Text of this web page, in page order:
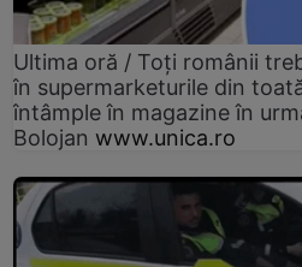
Ultima oră / Toți românii
în supermarketurile din
întâmple în magazine în
Bolojan www.unica.ro